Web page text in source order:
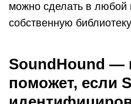
можно сделать в любой
собственную
SoundHound —
поможет, если